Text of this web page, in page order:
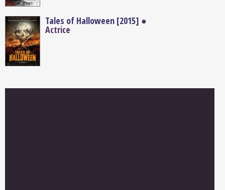
Tales of Halloween [2015] ●
Actrice